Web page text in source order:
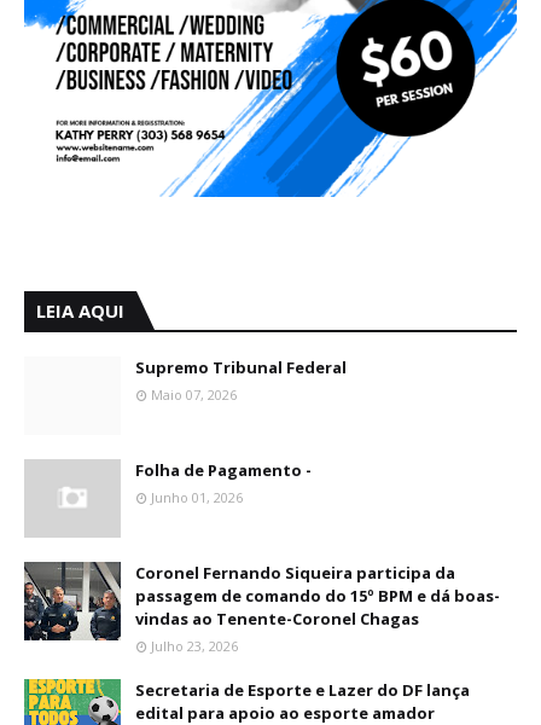
LEIA AQUI
Supremo Tribunal Federal
Maio 07, 2026
Folha de Pagamento -
Junho 01, 2026
Coronel Fernando Siqueira participa da
passagem de comando do 15º BPM e dá boas-
vindas ao Tenente-Coronel Chagas
Julho 23, 2026
Secretaria de Esporte e Lazer do DF lança
edital para apoio ao esporte amador